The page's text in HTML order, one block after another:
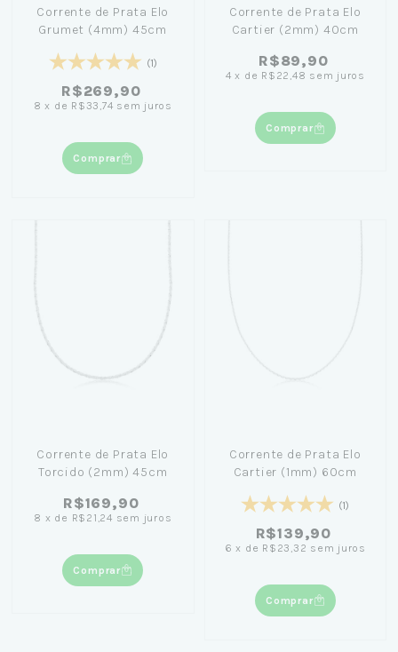
Corrente de Prata Elo
Grumet (4mm) 45cm
(1)
R$269,90
8 x de R$33,74 sem juros
Comprar
Corrente de Prata Elo
Cartier (2mm) 40cm
R$89,90
4 x de R$22,48 sem juros
Comprar
Corrente de Prata Elo
Torcido (2mm) 45cm
R$169,90
8 x de R$21,24 sem juros
Comprar
Corrente de Prata Elo
Cartier (1mm) 60cm
(1)
R$139,90
6 x de R$23,32 sem juros
Comprar